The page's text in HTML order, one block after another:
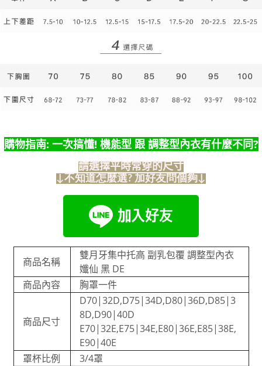
購物指南: 一次搞懂! 機能型 跟 調整型內衣有什麼不同?
請選擇平時常穿的尺寸
↓不知道怎麼選? 加好友問個夠↓
商品名稱
雙月牙集中托高 副乳包覆 調整型內衣
孅仙 黑 DE
商品內容
胸罩一件
商品尺寸
D70|32D,D75|34D,D80|36D,D85|3
8D,D90|40D
E70|32E,E75|34E,E80|36E,E85|38E,
E90|40E
罩杯比例
3/4罩